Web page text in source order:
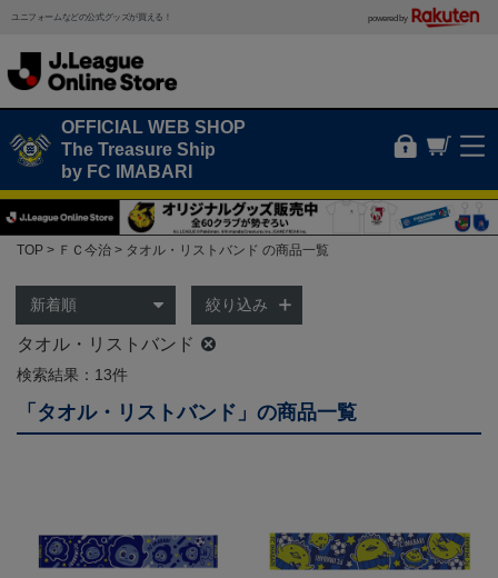
ユニフォームなどの公式グッズが買える！ powered by
OFFICIAL WEB SHOP
The Treasure Ship
by FC IMABARI
TOP ＦＣ今治 タオル・リストバンド の商品一覧
絞り込み
タオル・リストバンド
検索結果：13件
「タオル・リストバンド」の商品一覧